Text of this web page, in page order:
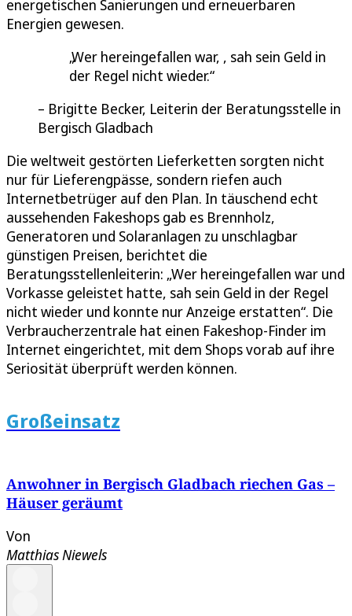
energetischen Sanierungen und erneuerbaren
Energien gewesen.
Wer hereingefallen war, , sah sein Geld in
der Regel nicht wieder.
Brigitte Becker, Leiterin der Beratungsstelle in
Bergisch Gladbach
Die weltweit gestörten Lieferketten sorgten nicht
nur für Lieferengpässe, sondern riefen auch
Internetbetrüger auf den Plan. In täuschend echt
aussehenden Fakeshops gab es Brennholz,
Generatoren und Solaranlagen zu unschlagbar
günstigen Preisen, berichtet die
Beratungsstellenleiterin: „Wer hereingefallen war und
Vorkasse geleistet hatte, sah sein Geld in der Regel
nicht wieder und konnte nur Anzeige erstatten“. Die
Verbraucherzentrale hat einen Fakeshop-Finder im
Internet eingerichtet, mit dem Shops vorab auf ihre
Seriosität überprüft werden können.
Großeinsatz
Anwohner in Bergisch Gladbach riechen Gas –
Häuser geräumt
Von
Matthias Niewels